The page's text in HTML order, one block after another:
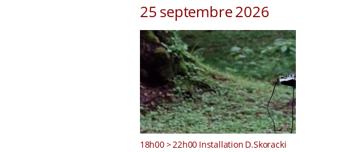
25 septembre 2026
18h00 > 22h00 Installation D.Skoracki